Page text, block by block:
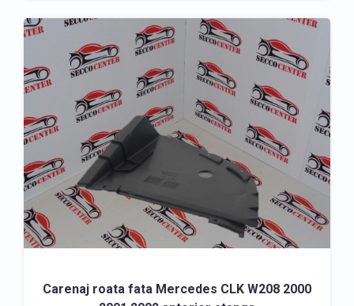
Carenaj roata fata Mercedes CLK W208 2000